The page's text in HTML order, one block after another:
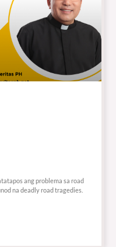
ang problema sa road
na deadly road tragedies.